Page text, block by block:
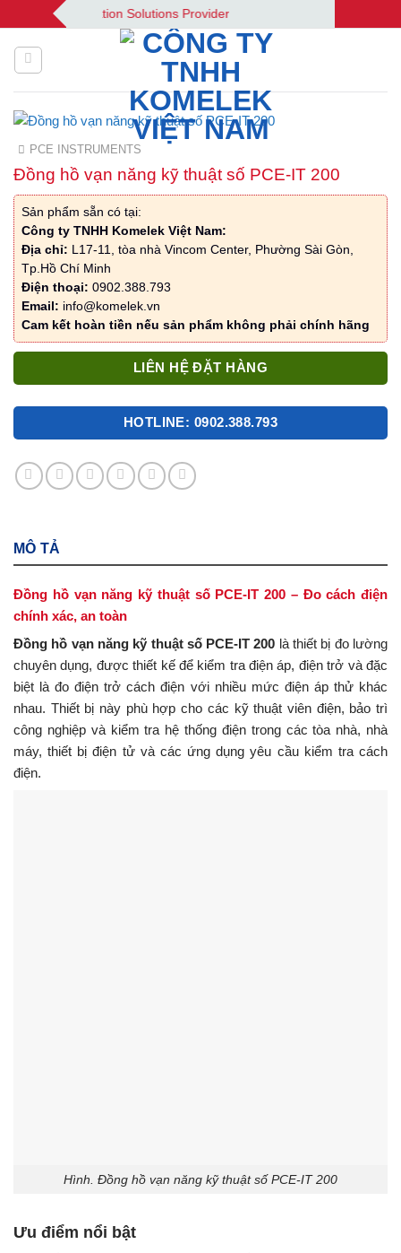
qua
nội
dung
Your Automation Solutions Provider
PCE INSTRUMENTS
Đồng hồ vạn năng kỹ thuật số PCE-IT 200
Sản phẩm sẵn có tại:
Công ty TNHH Komelek Việt Nam:
Địa chỉ: L17-11, tòa nhà Vincom Center, Phường Sài Gòn,
Tp.Hồ Chí Minh
Điện thoại: 0902.388.793
Email: info@komelek.vn
Cam kết hoàn tiền nếu sản phẩm không phải chính hãng
LIÊN HỆ ĐẶT HÀNG
HOTLINE: 0902.388.793
MÔ TẢ
Đồng hồ vạn năng kỹ thuật số PCE-IT 200 – Đo cách điện
chính xác, an toàn
Đồng hồ vạn năng kỹ thuật số PCE-IT 200 là thiết bị đo lường
chuyên dụng, được thiết kế để kiểm tra điện áp, điện trở và đặc
biệt là đo điện trở cách điện với nhiều mức điện áp thử khác
nhau. Thiết bị này phù hợp cho các kỹ thuật viên điện, bảo trì
công nghiệp và kiểm tra hệ thống điện trong các tòa nhà, nhà
máy, thiết bị điện tử và các ứng dụng yêu cầu kiểm tra cách
điện.
Hình. Đồng hồ vạn năng kỹ thuật số PCE-IT 200
Ưu điểm nổi bật